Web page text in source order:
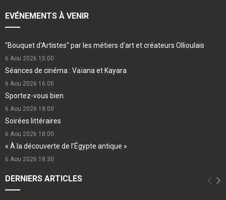
EVÉNEMENTS À VENIR
"Bouquet d'Artistes" par les métiers d'art et créateurs Ollioulais
6 Aou 2026 15:00
Séances de cinéma : Vaïana et Kayara
6 Aou 2026 16:00
Sportez-vous bien
6 Aou 2026 18:00
Soirées littéraires
6 Aou 2026 18:00
« À la découverte de l’Égypte antique »
6 Aou 2026 18:30
DERNIERS ARTICLES